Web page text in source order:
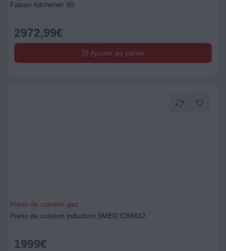
Falcon Kitchener 90
2972,99€
Ajouter au panier
Piano de cuisson gaz
Piano de cuisson induction SMEG C9IMX2
1999€